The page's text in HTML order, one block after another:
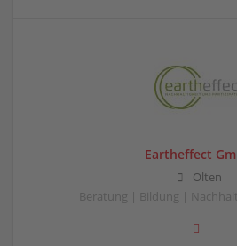
Eartheffect
Olten
Beratung | Bildung |